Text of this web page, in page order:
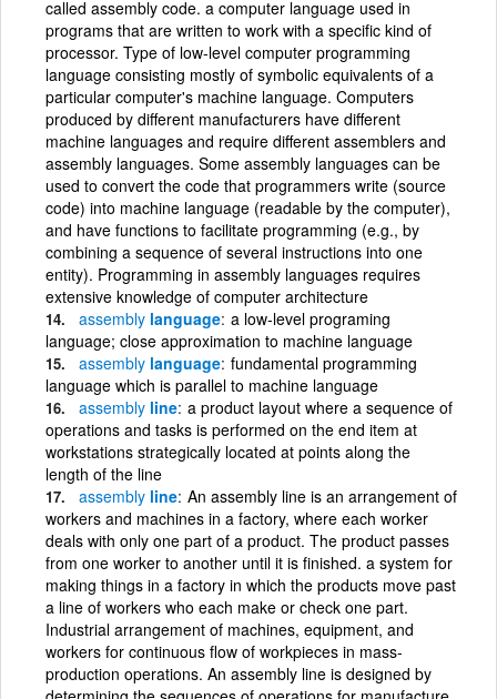
called assembly code. a computer language used in
programs that are written to work with a specific kind of
processor. Type of low-level computer programming
language consisting mostly of symbolic equivalents of a
particular computer's machine language. Computers
produced by different manufacturers have different
machine languages and require different assemblers and
assembly languages. Some assembly languages can be
used to convert the code that programmers write (source
code) into machine language (readable by the computer),
and have functions to facilitate programming (e.g., by
combining a sequence of several instructions into one
entity). Programming in assembly languages requires
extensive knowledge of computer architecture
assembly language a low-level programing
language; close approximation to machine language
assembly language fundamental programming
language which is parallel to machine language
assembly line a product layout where a sequence of
operations and tasks is performed on the end item at
workstations strategically located at points along the
length of the line
assembly line An assembly line is an arrangement of
workers and machines in a factory, where each worker
deals with only one part of a product. The product passes
from one worker to another until it is finished. a system for
making things in a factory in which the products move past
a line of workers who each make or check one part.
Industrial arrangement of machines, equipment, and
workers for continuous flow of workpieces in mass-
production operations. An assembly line is designed by